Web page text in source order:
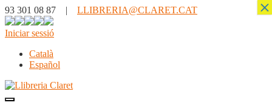
93 301 08 87 | LLIBRERIA@CLARET.CAT
Iniciar sessió
Català
Español
×